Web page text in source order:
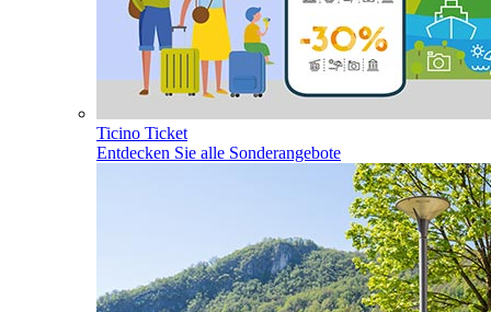
Ticino Ticket
Entdecken Sie alle Sonderangebote